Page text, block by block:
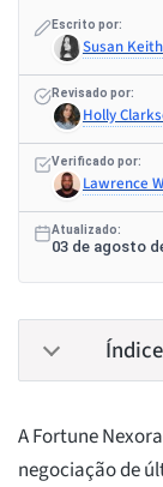
Escrito por:
Susan Keith
Revisado por:
Holly
Verificado por:
Lawrence
Atualizado:
03 de agosto
Índice
A Fortune
negociação de